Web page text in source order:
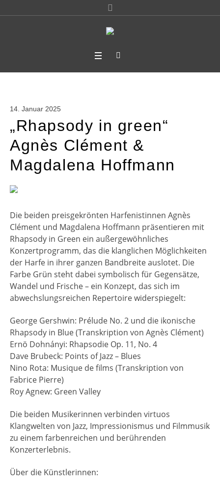
14. Januar 2025
„Rhapsody in green“
Agnès Clément &
Magdalena Hoffmann
Die beiden preisgekrönten Harfenistinnen Agnès
Clément und Magdalena Hoffmann präsentieren mit
Rhapsody in Green ein außergewöhnliches
Konzertprogramm, das die klanglichen Möglichkeiten
der Harfe in ihrer ganzen Bandbreite auslotet. Die
Farbe Grün steht dabei symbolisch für Gegensätze,
Wandel und Frische – ein Konzept, das sich im
abwechslungsreichen Repertoire widerspiegelt:
George Gershwin: Prélude No. 2 und die ikonische
Rhapsody in Blue (Transkription von Agnès Clément)
Ernö Dohnányi: Rhapsodie Op. 11, No. 4
Dave Brubeck: Points of Jazz – Blues
Nino Rota: Musique de films (Transkription von
Fabrice Pierre)
Roy Agnew: Green Valley
Die beiden Musikerinnen verbinden virtuos
Klangwelten von Jazz, Impressionismus und Filmmusik
zu einem farbenreichen und berührenden
Konzerterlebnis.
Über die Künstlerinnen: